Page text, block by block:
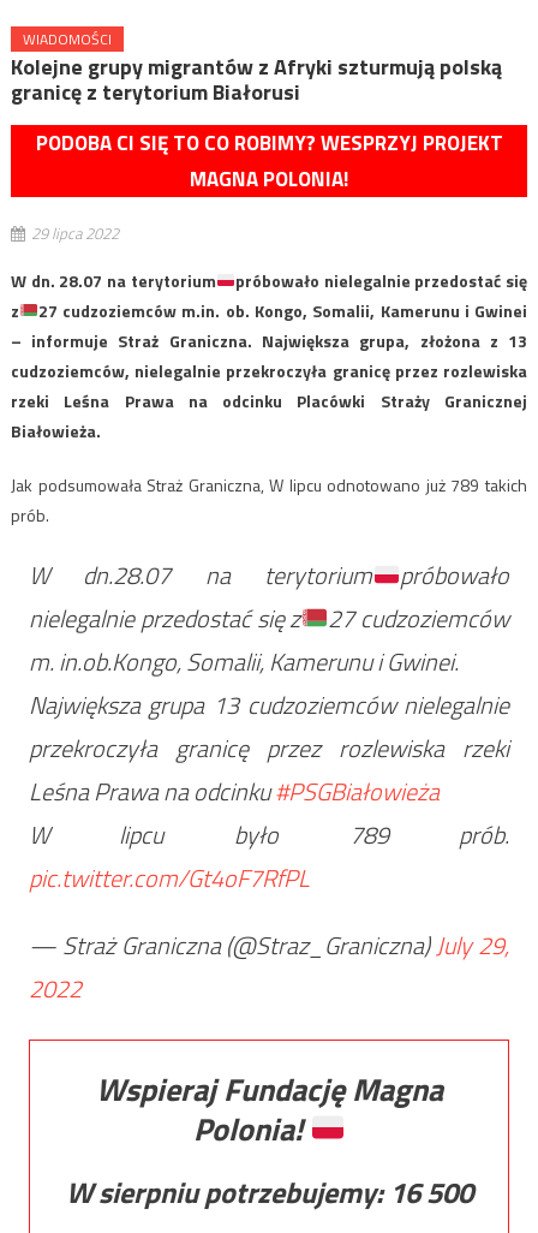
WIADOMOŚCI
Kolejne grupy migrantów z Afryki szturmują polską
granicę z terytorium Białorusi
PODOBA CI SIĘ TO CO ROBIMY? WESPRZYJ PROJEKT
MAGNA POLONIA!
29 lipca 2022
W dn. 28.07 na terytorium
próbowało nielegalnie przedostać się
z
27 cudzoziemców m.in. ob. Kongo, Somalii, Kamerunu i Gwinei
– informuje Straż Graniczna. Największa grupa, złożona z 13
cudzoziemców, nielegalnie przekroczyła granicę przez rozlewiska
rzeki Leśna Prawa na odcinku Placówki Straży Granicznej
Białowieża.
Jak podsumowała Straż Graniczna, W lipcu odnotowano już 789 takich
prób.
W dn.28.07 na terytorium
próbowało
nielegalnie przedostać się z
27 cudzoziemców
m. in.ob.Kongo, Somalii, Kamerunu i Gwinei.
Największa grupa 13 cudzoziemców nielegalnie
przekroczyła granicę przez rozlewiska rzeki
Leśna Prawa na odcinku#PSGBiałowieża
W lipcu było 789 prób.
pic.twitter.com/Gt4oF7RfPL
— Straż Graniczna (@Straz_Graniczna)July 29,
2022
Wspieraj Fundację Magna
Polonia!
W sierpniu potrzebujemy: 16 500